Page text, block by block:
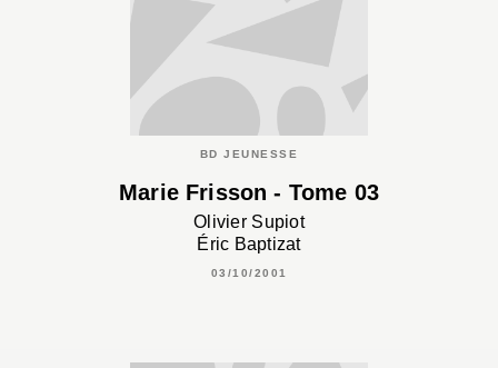
BD JEUNESSE
Marie Frisson - Tome 03
Olivier Supiot
Éric Baptizat
03/10/2001